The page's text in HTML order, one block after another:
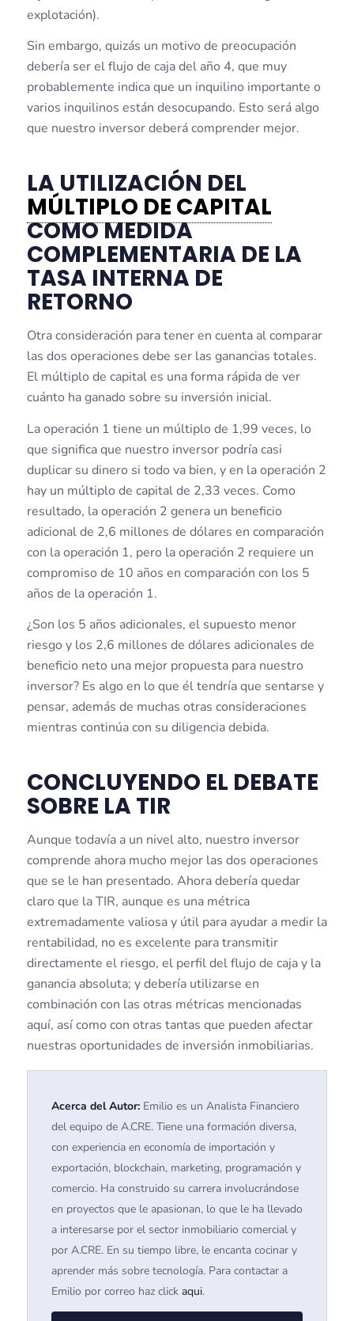
explotación).
Sin embargo, quizás un motivo de preocupación
debería ser el flujo de caja del año 4, que muy
probablemente indica que un inquilino importante o
varios inquilinos están desocupando. Esto será algo
que nuestro inversor deberá comprender mejor.
LA UTILIZACIÓN DEL
MÚLTIPLO DE CAPITAL
COMO MEDIDA
COMPLEMENTARIA DE LA
TASA INTERNA DE
RETORNO
Otra consideración para tener en cuenta al comparar
las dos operaciones debe ser las ganancias totales.
El múltiplo de capital es una forma rápida de ver
cuánto ha ganado sobre su inversión inicial.
La operación 1 tiene un múltiplo de 1,99 veces, lo
que significa que nuestro inversor podría casi
duplicar su dinero si todo va bien, y en la operación 2
hay un múltiplo de capital de 2,33 veces. Como
resultado, la operación 2 genera un beneficio
adicional de 2,6 millones de dólares en comparación
con la operación 1, pero la operación 2 requiere un
compromiso de 10 años en comparación con los 5
años de la operación 1.
¿Son los 5 años adicionales, el supuesto menor
riesgo y los 2,6 millones de dólares adicionales de
beneficio neto una mejor propuesta para nuestro
inversor? Es algo en lo que él tendría que sentarse y
pensar, además de muchas otras consideraciones
mientras continúa con su diligencia debida.
CONCLUYENDO EL DEBATE
SOBRE LA TIR
Aunque todavía a un nivel alto, nuestro inversor
comprende ahora mucho mejor las dos operaciones
que se le han presentado. Ahora debería quedar
claro que la TIR, aunque es una métrica
extremadamente valiosa y útil para ayudar a medir la
rentabilidad, no es excelente para transmitir
directamente el riesgo, el perfil del flujo de caja y la
ganancia absoluta; y debería utilizarse en
combinación con las otras métricas mencionadas
aquí, así como con otras tantas que pueden afectar
nuestras oportunidades de inversión inmobiliarias.
Acerca del Autor:Emilio es un Analista Financiero
del equipo de A.CRE. Tiene una formación diversa,
con experiencia en economía de importación y
exportación, blockchain, marketing, programación y
comercio. Ha construido su carrera involucrándose
en proyectos que le apasionan, lo que le ha llevado
a interesarse por el sector inmobiliario comercial y
por A.CRE. En su tiempo libre, le encanta cocinar y
aprender más sobre tecnología. Para contactar a
Emilio por correo haz click aqui.